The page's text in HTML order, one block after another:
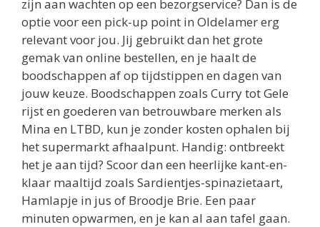
zijn aan wachten op een bezorgservice? Dan is de
optie voor een pick-up point in Oldelamer erg
relevant voor jou. Jij gebruikt dan het grote
gemak van online bestellen, en je haalt de
boodschappen af op tijdstippen en dagen van
jouw keuze. Boodschappen zoals Curry tot Gele
rijst en goederen van betrouwbare merken als
Mina en LTBD, kun je zonder kosten ophalen bij
het supermarkt afhaalpunt. Handig: ontbreekt
het je aan tijd? Scoor dan een heerlijke kant-en-
klaar maaltijd zoals Sardientjes-spinazietaart,
Hamlapje in jus of Broodje Brie. Een paar
minuten opwarmen, en je kan al aan tafel gaan.